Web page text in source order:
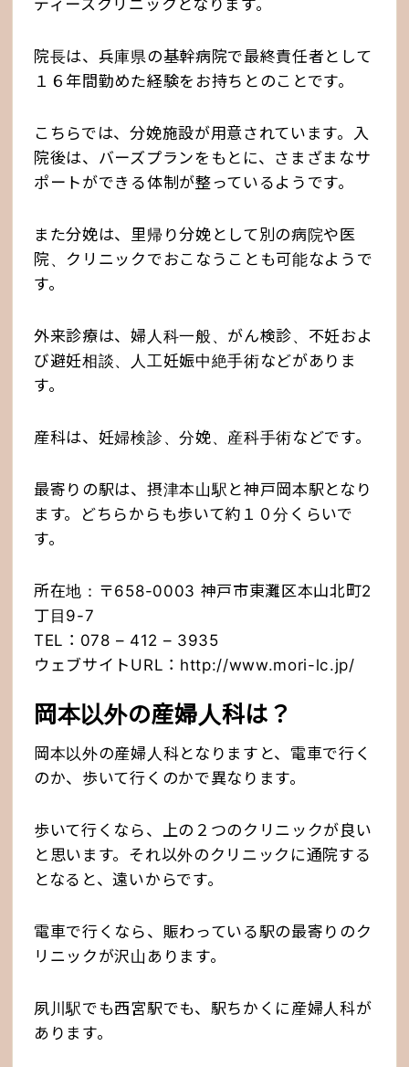
ディースクリニックとなります。
院長は、兵庫県の基幹病院で最終責任者として
１６年間勤めた経験をお持ちとのことです。
こちらでは、分娩施設が用意されています。入
院後は、バーズプランをもとに、さまざまなサ
ポートができる体制が整っているようです。
また分娩は、里帰り分娩として別の病院や医
院、クリニックでおこなうことも可能なようで
す。
外来診療は、婦人科一般、がん検診、不妊およ
び避妊相談、人工妊娠中絶手術などがありま
す。
産科は、妊婦検診、分娩、産科手術などです。
最寄りの駅は、摂津本山駅と神戸岡本駅となり
ます。どちらからも歩いて約１０分くらいで
す。
所在地：〒658-0003 神戸市東灘区本山北町2
丁目9-7
TEL：078 – 412 – 3935
ウェブサイトURL： http://www.mori-lc.jp/
岡本以外の産婦人科は？
岡本以外の産婦人科となりますと、電車で行く
のか、歩いて行くのかで異なります。
歩いて行くなら、上の２つのクリニックが良い
と思います。それ以外のクリニックに通院する
となると、遠いからです。
電車で行くなら、賑わっている駅の最寄りのク
リニックが沢山あります。
夙川駅でも西宮駅でも、駅ちかくに産婦人科が
あります。